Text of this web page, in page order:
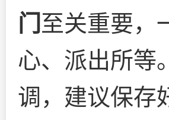
门 至关重要，
心、派出所等
调，建议保存